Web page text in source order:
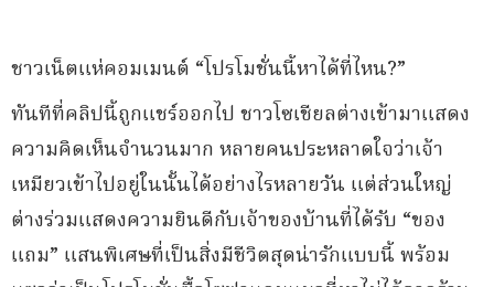
ชาวเน็ตแห่คอมเมนต์ “โปรโมชั่นนี้หาได้ที่ไหน?”
ทันทีที่คลิปนี้ถูกแชร์ออกไป ชาวโซเชียลต่างเข้ามาแสดง
ความคิดเห็นจำนวนมาก หลายคนประหลาดใจว่าเจ้า
เหมียวเข้าไปอยู่ในนั้นได้อย่างไรหลายวัน แต่ส่วนใหญ่
ต่างร่วมแสดงความยินดีกับเจ้าของบ้านที่ได้รับ “ของ
แถม” แสนพิเศษที่เป็นสิ่งมีชีวิตสุดน่ารักแบบนี้ พร้อม